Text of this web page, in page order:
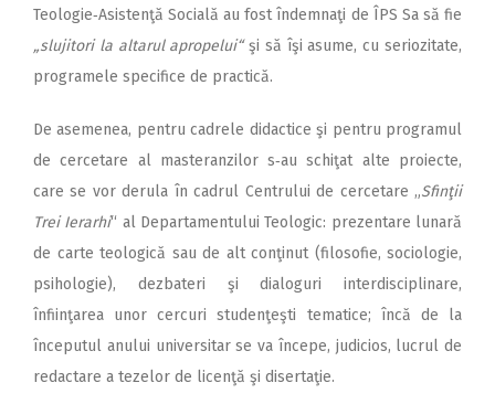
Teologie‑Asistenţă Socială au fost îndemnaţi de ÎPS Sa să fie
„slujitori la altarul apropelui“şi să îşi asume, cu seriozitate,
programele specifice de practică.
De asemenea, pentru cadrele didactice şi pentru programul
de cercetare al masteranzilor s‑au schiţat alte proiecte,
care se vor derula în cadrul Centrului de cercetare „Sfinţii
Trei Ierarhi“ al Departamentului Teologic: prezentare lunară
de carte teologică sau de alt conţinut (filosofie, sociologie,
psihologie), dezbateri şi dialoguri interdisciplinare,
înfiinţarea unor cercuri studenţeşti tematice; încă de la
începutul anului universitar se va începe, judicios, lucrul de
redactare a tezelor de licenţă şi disertaţie.